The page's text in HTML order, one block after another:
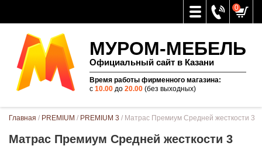
0
МУРОМ-МЕБЕЛЬ
Официальный сайт в Казани
Время работы фирменного магазина:
с 10.00до 20.00(без выходных)
Вы здесь
Главная / PREMIUM / PREMIUM 3 / Матрас Премиум Средней жесткости 3
Матрас Премиум Средней жесткости 3